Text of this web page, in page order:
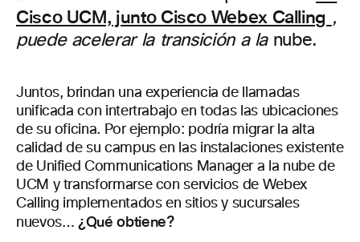
Cisco UCM, junto Cisco Webex Calling ,
puede acelerar la transición a la nube.
Juntos, brindan una experiencia de llamadas
unificada con intertrabajo en todas las ubicaciones
de su oficina. Por ejemplo: podría migrar la alta
calidad de su campus en las instalaciones existente
de Unified Communications Manager a la nube de
UCM y transformarse con servicios de Webex
Calling implementados en sitios y sucursales
nuevos…¿Qué obtiene?